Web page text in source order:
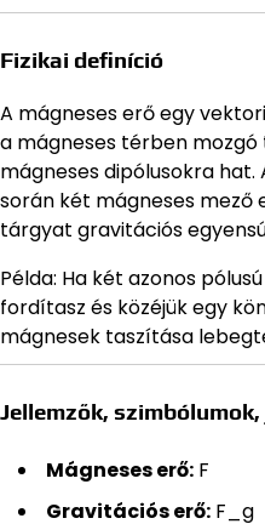
Fizikai definíció
A mágneses erő egy
a mágneses térben
mágneses dipólusokra
során két mágneses
tárgyat gravitációs
Példa: Ha két azonos
fordítasz és közéjük egy
mágnesek taszítása
Jellemzők,
Mágneses erő: F
Gravitációs erő: F_g